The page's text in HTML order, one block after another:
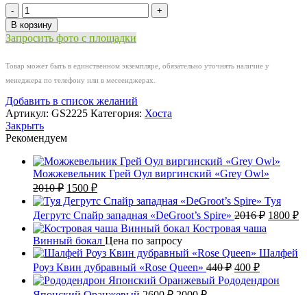
составляла
518 ₽.
Количество
товара
Хоста
Уайд
«Wide
Brim»
В корзину
Запросить фото с площадки
Товар может быть в единственном экземпляре, обязательно уточнять наличие у
менеджера по телефону или в месеенджерах.
Добавить в список желаний
Артикул: GS2225 Категория: Хоста
Закрыть
Рекомендуем
Можжевельник Грей Оул виргинский «Grey Owl»
2010₽ Первоначальная
цена
составляла
2010 ₽.
1500 ₽Текущая
цена:
1500 ₽.
Туя
Дегрутс Спайр западная «DeGroot’s Spire» 2016₽
2016 ₽.
1800 ₽
Костровая чаша
Винный бокал Цена по запросу
Шалфей
Роуз Квин дубравный «Rose Queen» 440₽
цена
составляла
400 ₽Текущая
цена:
Рододендрон
Первоначальная
Текущая